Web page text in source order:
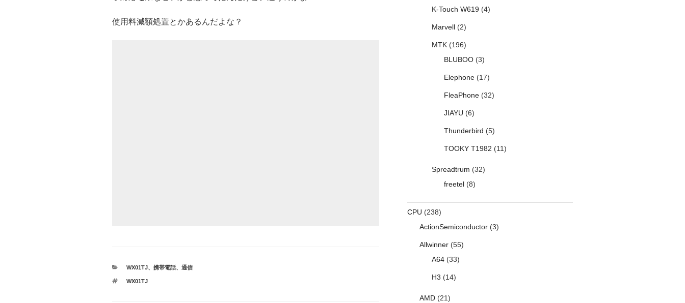
使用料減額処置とかあるんだよな？
カ
ゴ
WX01TJ、 携帯電話、 通信
タ
WX01TJ
K-Touch W619(4)
Marvell(2)
MTK(196)
BLUBOO(3)
Elephone(17)
FleaPhone(32)
JIAYU (6)
Thunderbird (5)
TOOKY T1982 (11)
Spreadtrum (32)
freetel(8)
CPU (238)
ActionSemiconductor(3)
Allwinner(55)
A64(33)
H3 (14)
AMD(21)